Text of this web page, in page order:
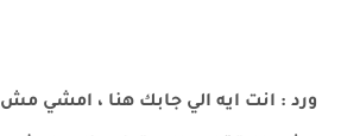
ورد : انت ايه الي جابك هنا ، امشي